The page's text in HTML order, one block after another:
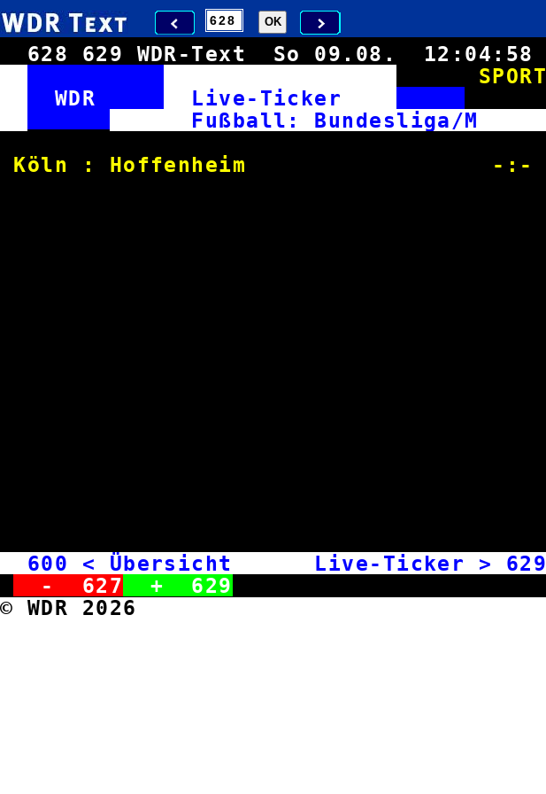
628 629 WDR-Text So 09.08. 12:04:58
SPORT
WDR
Live-Ticker
Fußball: Bundesliga/M
Köln : Hoffenheim -:-
600 < Übersicht Live-Ticker > 629
- 627 + 629
© WDR 2026